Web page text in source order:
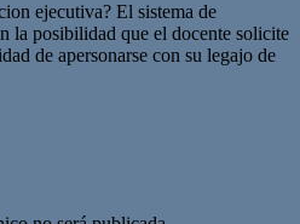
ejecutiva? El sistema de
la posibilidad que el docente solicite
de apersonarse con su legajo de